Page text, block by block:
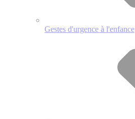
Gestes d'urgence à l'enfance